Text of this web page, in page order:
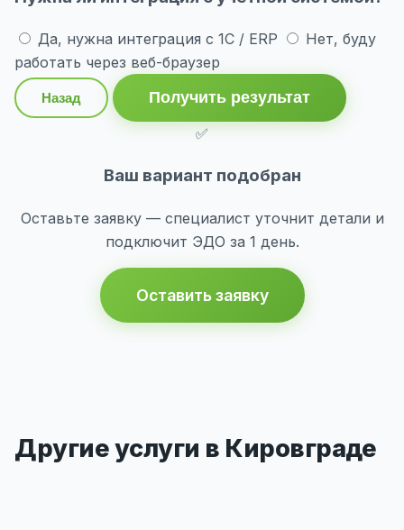
Да, нужна интеграция с 1С / ERP
Нет, буду
работать через веб-браузер
Назад
Получить результат
✅
Ваш вариант подобран
Оставьте заявку — специалист уточнит детали и
подключит ЭДО за 1 день.
Оставить заявку
Другие услуги в Кировграде